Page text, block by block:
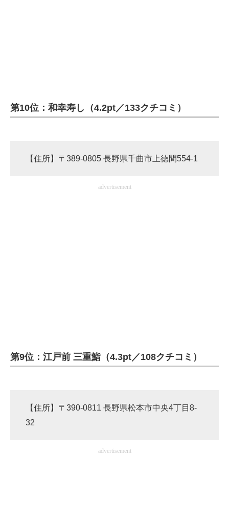
建設×テクノロジーの最前線
第10位：和幸寿し（4.2pt／133クチコミ）
【住所】〒389-0805 長野県千曲市上徳間554-1
advertisement
第9位：江戸前 三重鮨（4.3pt／108クチコミ）
【住所】〒390-0811 長野県松本市中央4丁目8-
32
advertisement